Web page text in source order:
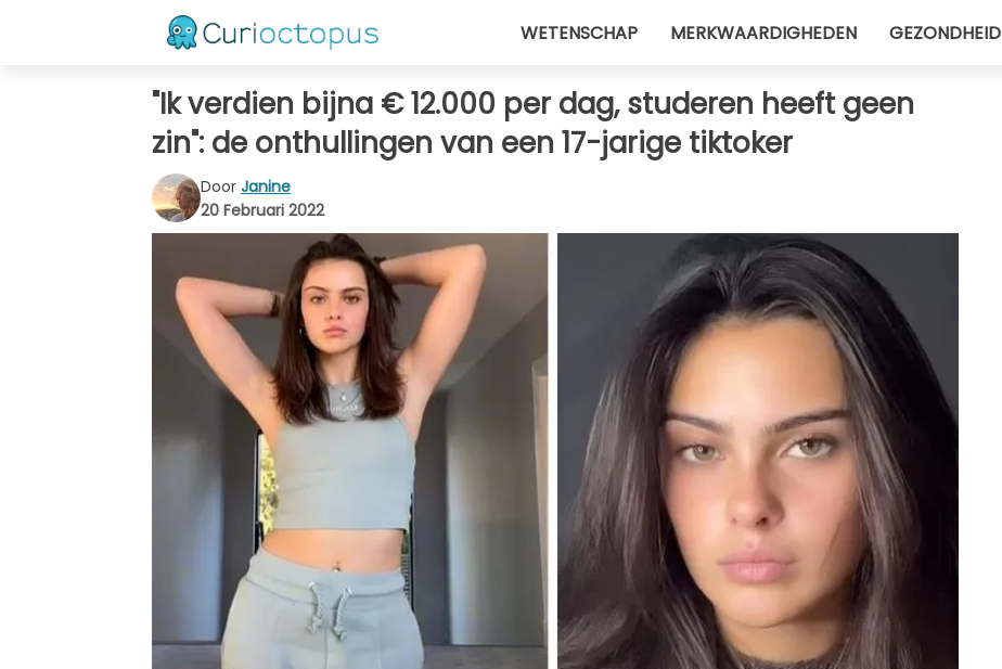
WETENSCHAP MERKWAARDIGHEDEN GEZONDHEID
"Ik verdien bijna € 12.000 per dag, studeren heeft geen
zin": de onthullingen van een 17-jarige tiktoker
Door Janine
20 Februari 2022